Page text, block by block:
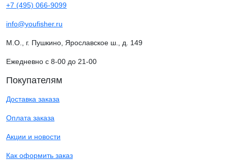
+7 (495) 066-9099
info@youfisher.ru
М.О., г. Пушкино, Ярославское ш., д. 149
Ежедневно с 8-00 до 21-00
Покупателям
Доставка заказа
Оплата заказа
Акции и новости
Как оформить заказ